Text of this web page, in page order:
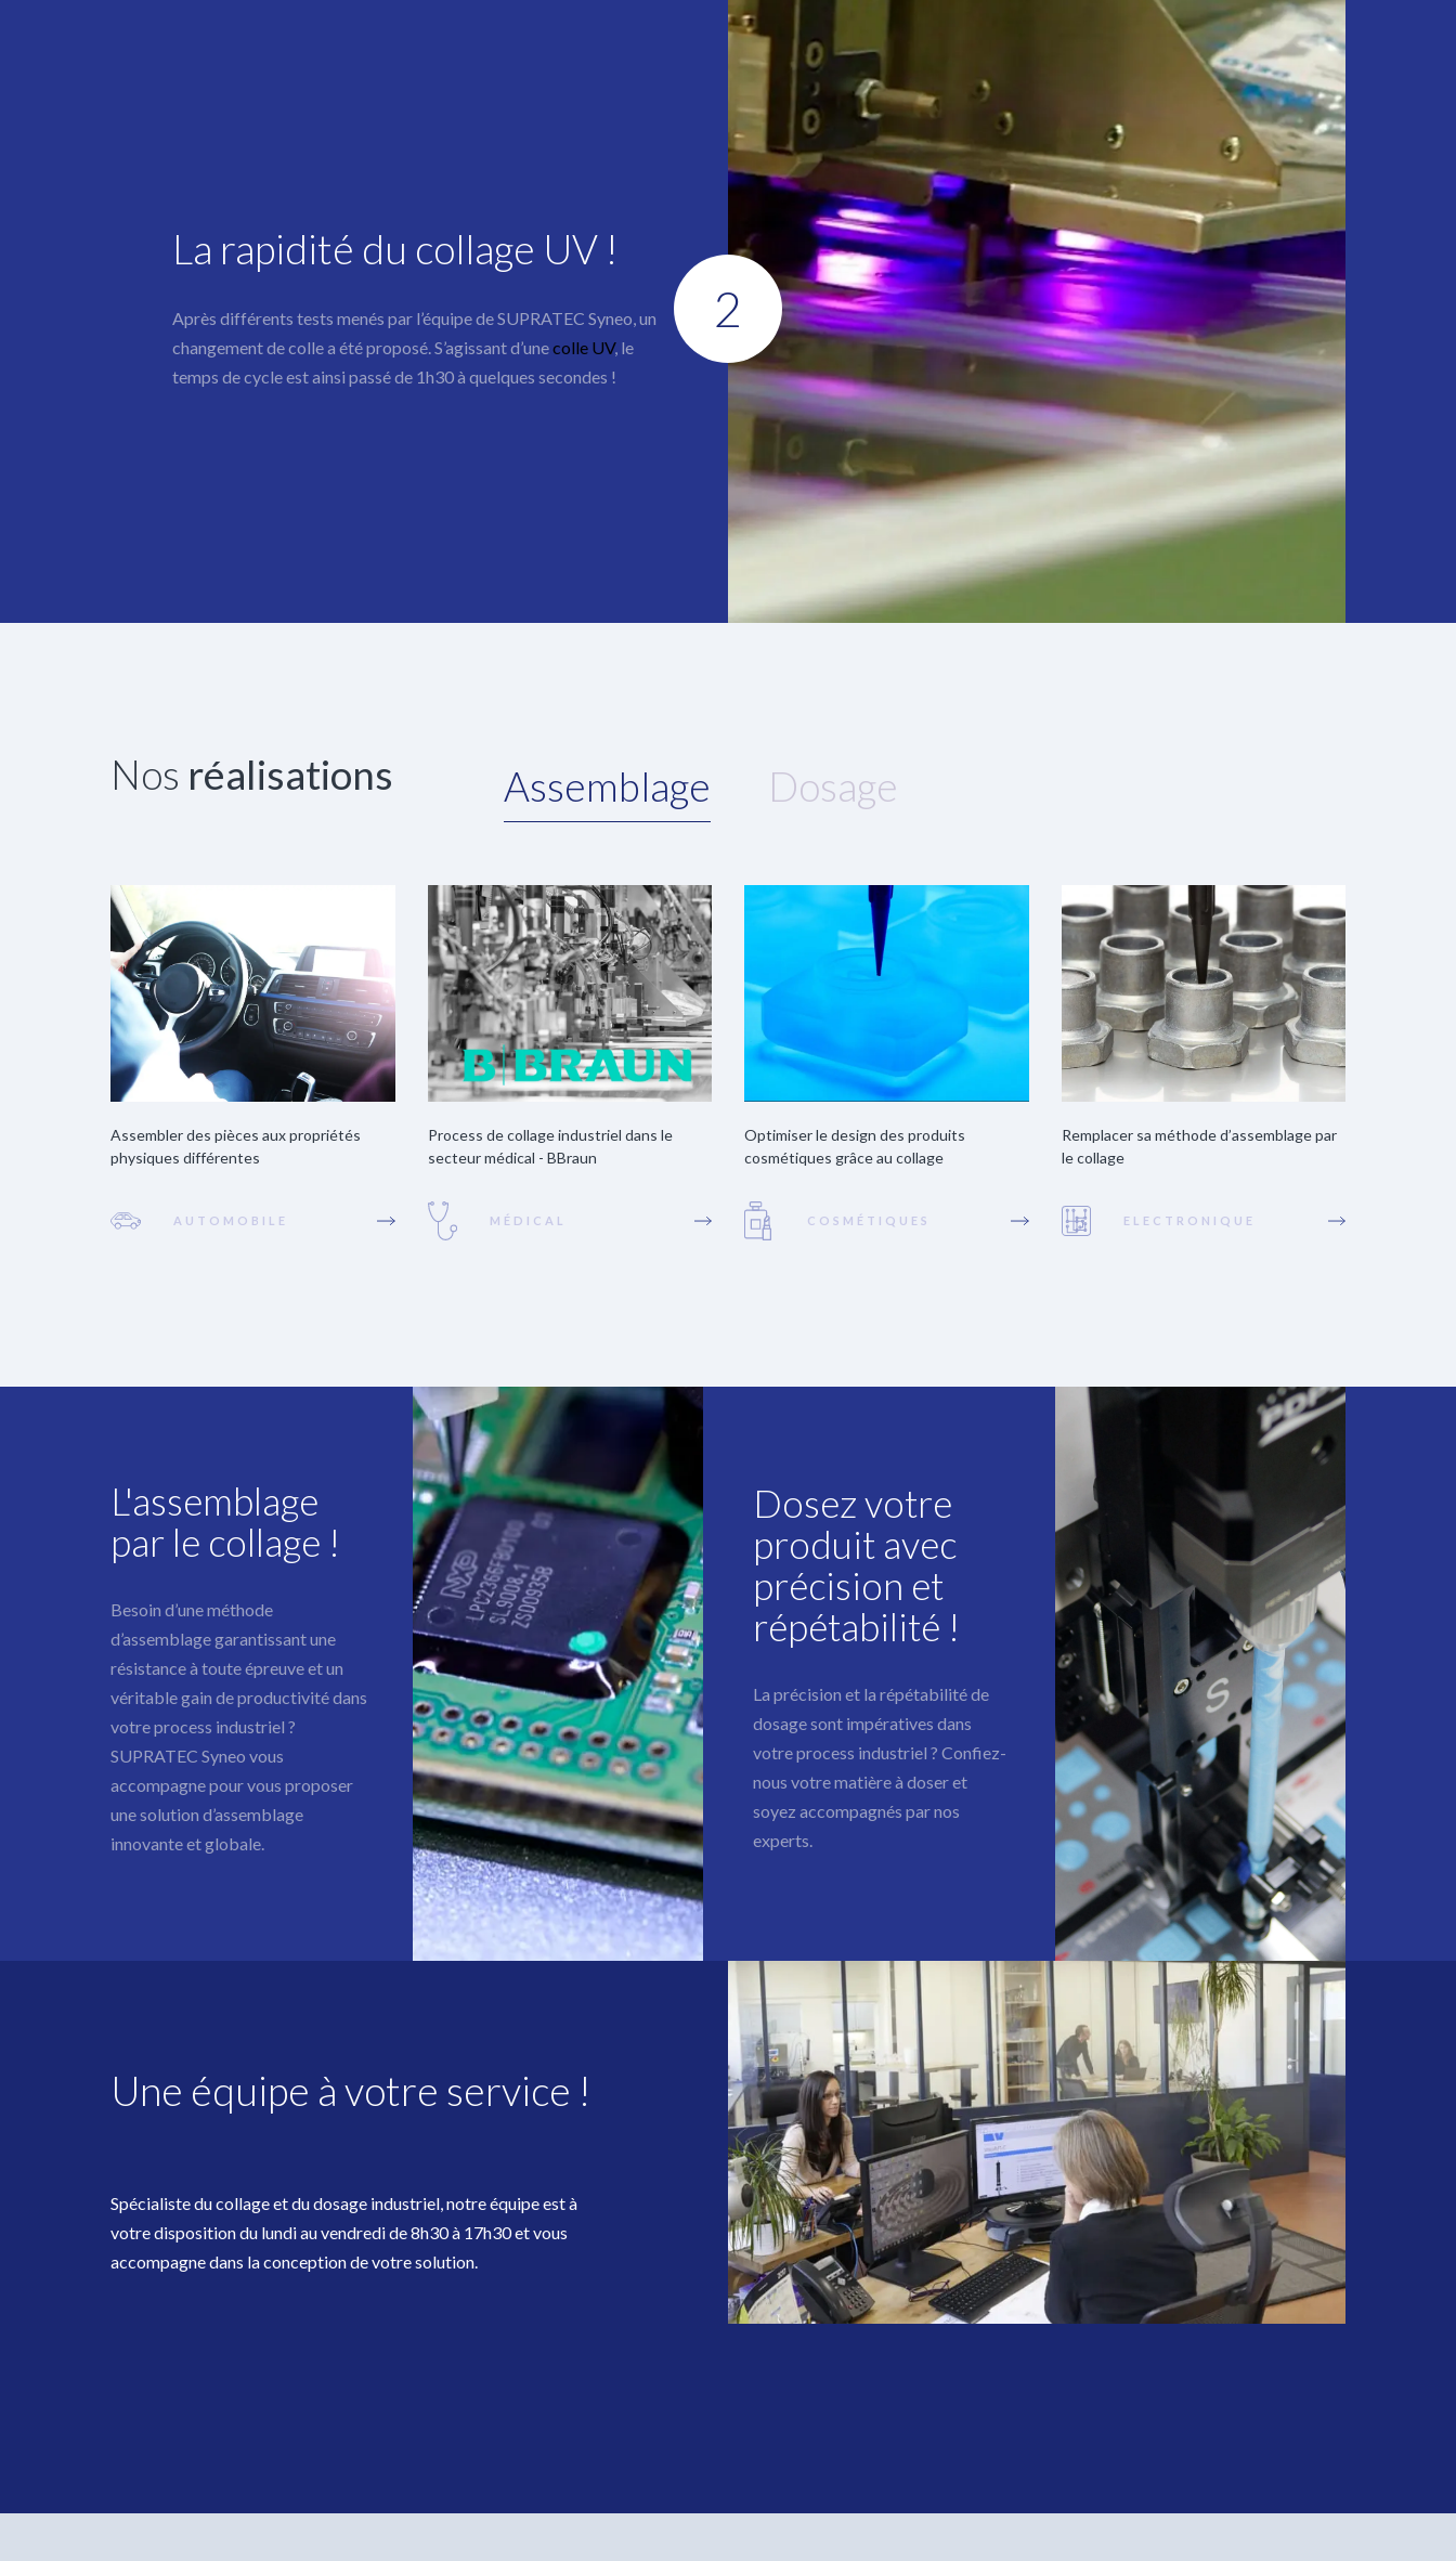
2
La rapidité du collage UV !
Après différents tests menés par l’équipe de SUPRATEC Syneo, un
changement de colle a été proposé. S’agissant d’unecolle UV, le
temps de cycle est ainsi passé de 1h30 à quelques secondes !
Nos réalisations Assemblage Dosage
Assembler des pièces aux propriétés
physiques différentes
AUTOMOBILE
Process de collage industriel dans le
secteur médical - BBraun
MÉDICAL
Optimiser le design des produits
cosmétiques grâce au collage
COSMÉTIQUES
Remplacer sa méthode d’assemblage par
le collage
ELECTRONIQUE
L'assemblage
par le collage !
Besoin d’une méthode
d’assemblage garantissant une
résistance à toute épreuve et un
véritable gain de productivité dans
votre process industriel ?
SUPRATEC Syneo vous
accompagne pour vous proposer
une solution d’assemblage
innovante et globale.
Dosez votre
produit avec
précision et
répétabilité !
La précision et la répétabilité de
dosage sont impératives dans
votre process industriel ? Confiez-
nous votre matière à doser et
soyez accompagnés par nos
experts.
Une équipe à votre service !
Spécialiste du collage et du dosage industriel, notre équipe est à
votre disposition du lundi au vendredi de 8h30 à 17h30 et vous
accompagne dans la conception de votre solution.